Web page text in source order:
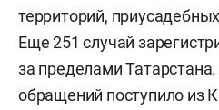
территорий,
Еще 251 случай
за пределами
обращений поступило из